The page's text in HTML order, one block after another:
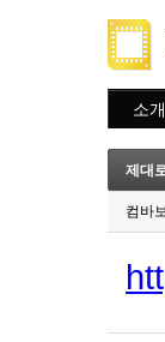
소개
제대
컴바